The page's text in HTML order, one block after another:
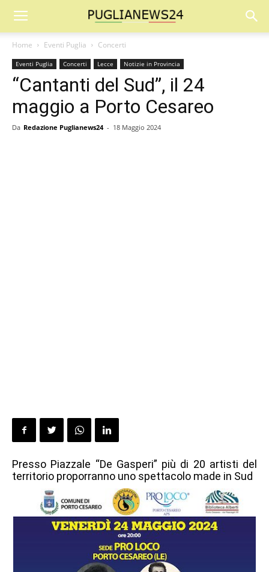
Home Eventi Puglia Concerti
Eventi Puglia Concerti Lecce Notizie in Provincia
“Cantanti del Sud”, il 24
maggio a Porto Cesareo
Da Redazione Puglianews24 - 18 Maggio 2024
Presso Piazzale “De Gasperi” più di 20 artisti del
territorio proporranno uno spettacolo made in Sud